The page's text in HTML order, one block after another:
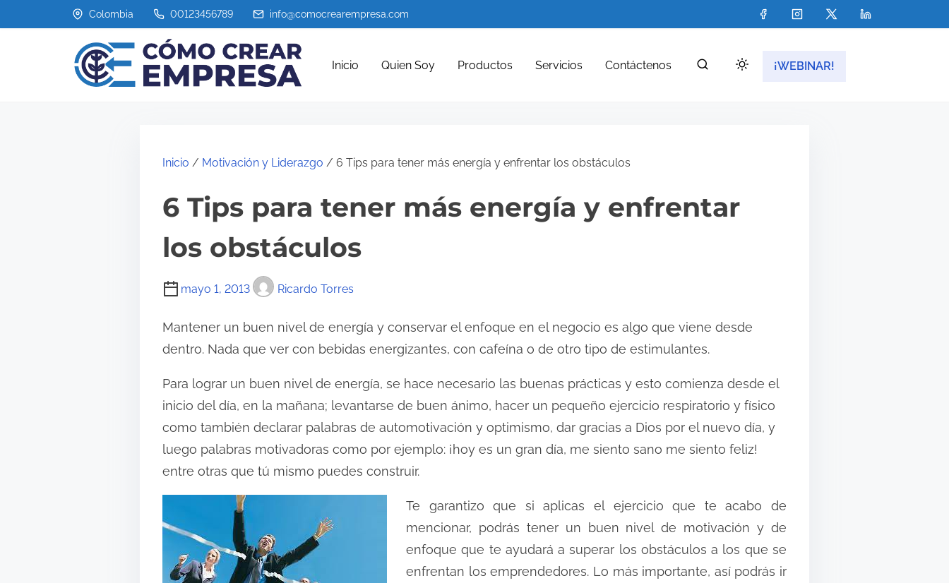
a
Colombia 00123456789 info@comocrearempresa.com
Inicio Quien Soy Productos Servicios Contáctenos ¡WEBINAR!
Inicio / Motivación y Liderazgo / 6 Tips para tener más energía y enfrentar los obstáculos
6 Tips para tener más energía y enfrentar
los obstáculos
mayo 1, 2013 Ricardo Torres
Mantener un buen nivel de energía y conservar el enfoque en el negocio es algo que viene desde
dentro. Nada que ver con bebidas energizantes, con cafeína o de otro tipo de estimulantes.
Para lograr un buen nivel de energía, se hace necesario las buenas prácticas y esto comienza desde el
inicio del día, en la mañana; levantarse de buen ánimo, hacer un pequeño ejercicio respiratorio y físico
como también declarar palabras de automotivación y optimismo, dar gracias a Dios por el nuevo día, y
luego palabras motivadoras como por ejemplo: ¡hoy es un gran día, me siento sano me siento feliz!
entre otras que tú mismo puedes construir.
Te garantizo que si aplicas el ejercicio que te acabo de
mencionar, podrás tener un buen nivel de motivación y de
enfoque que te ayudará a superar los obstáculos a los que se
enfrentan los emprendedores. Lo más importante, así podrás ir